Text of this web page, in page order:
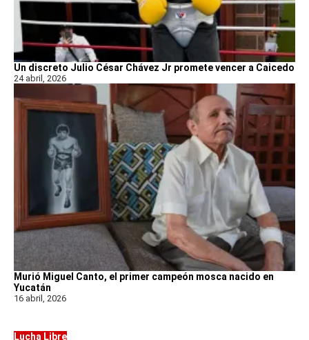
Un discreto Julio César Chávez Jr promete vencer a Caicedo
24 abril, 2026
Murió Miguel Canto, el primer campeón mosca nacido en
Yucatán
16 abril, 2026
Lucha Libre